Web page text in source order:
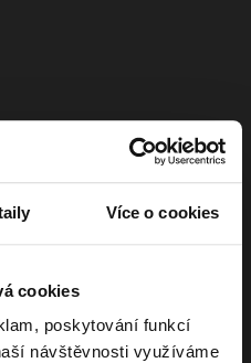
Více o cookies
cookies
poskytování funkcí
návštěvnosti využíváme